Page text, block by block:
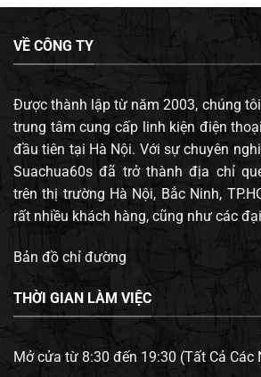
VỀ CÔNG TY
Được thành lập từ năm 2003, chúng
trung tâm cung cấp linh kiện điện
đầu tiên tại Hà Nội. Với sự chuyên
Suachua60s đã trở thành địa chỉ
trên thị trường Hà Nội, Bắc Ninh,
rất nhiều khách hàng, cũng như các
Bản đồ chỉ đường
THỜI GIAN LÀM VIỆC
Mở cửa từ 8:30 đến 19:30 (Tất Cả Các